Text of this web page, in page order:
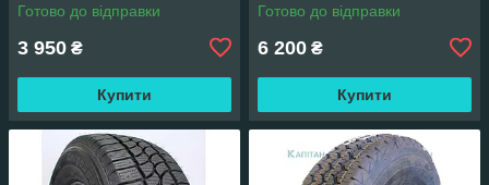
Готово до відправки
3 950 ₴
Купити
Готово до відправки
6 200 ₴
Купити